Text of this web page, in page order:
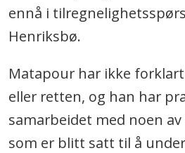
ennå i
Henriksbø.
Matapour har ikke
eller retten, og han har
samarbeidet med noen
som er blitt satt til å